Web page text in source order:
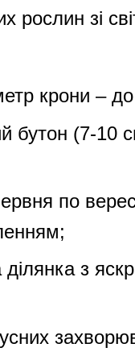
рослин зі
крони –
бутон (7-10
по
з